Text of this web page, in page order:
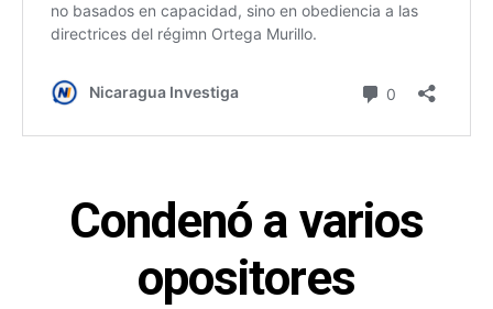
Condenó a varios
opositores